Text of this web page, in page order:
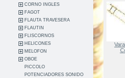
CORNO INGLES
FAGOT
FLAUTA TRAVESERA
FLAUTIN
FLISCORNOS
HELICONES
MELOFON
OBOE
PICCOLO
POTENCIADORES SONIDO